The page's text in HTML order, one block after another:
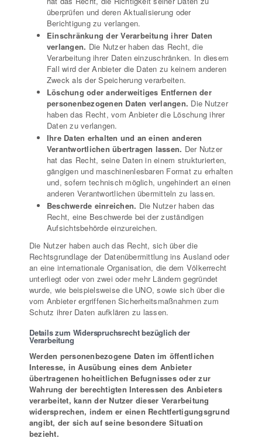
überprüfen und deren Aktualisierung oder
Berichtigung zu verlangen.
Einschränkung der Verarbeitung ihrer Daten
verlangen. Die Nutzer haben das Recht, die
Verarbeitung ihrer Daten einzuschränken. In diesem
Fall wird der Anbieter die Daten zu keinem anderen
Zweck als der Speicherung verarbeiten.
Löschung oder anderweitiges Entfernen der
personenbezogenen Daten verlangen. Die Nutzer
haben das Recht, vom Anbieter die Löschung ihrer
Daten zu verlangen.
Ihre Daten erhalten und an einen anderen
Verantwortlichen übertragen lassen. Der Nutzer
hat das Recht, seine Daten in einem strukturierten,
gängigen und maschinenlesbaren Format zu erhalten
und, sofern technisch möglich, ungehindert an einen
anderen Verantwortlichen übermitteln zu lassen.
Beschwerde einreichen. Die Nutzer haben das
Recht, eine Beschwerde bei der zuständigen
Aufsichtsbehörde einzureichen.
Die Nutzer haben auch das Recht, sich über die
Rechtsgrundlage der Datenübermittlung ins Ausland oder
an eine internationale Organisation, die dem Völkerrecht
unterliegt oder von zwei oder mehr Ländern gegründet
wurde, wie beispielsweise die UNO, sowie sich über die
vom Anbieter ergriffenen Sicherheitsmaßnahmen zum
Schutz ihrer Daten aufklären zu lassen.
Details zum Widerspruchsrecht bezüglich der
Verarbeitung
Werden personenbezogene Daten im öffentlichen
Interesse, in Ausübung eines dem Anbieter
übertragenen hoheitlichen Befugnisses oder zur
Wahrung der berechtigten Interessen des Anbieters
verarbeitet, kann der Nutzer dieser Verarbeitung
widersprechen, indem er einen Rechtfertigungsgrund
angibt, der sich auf seine besondere Situation
bezieht.